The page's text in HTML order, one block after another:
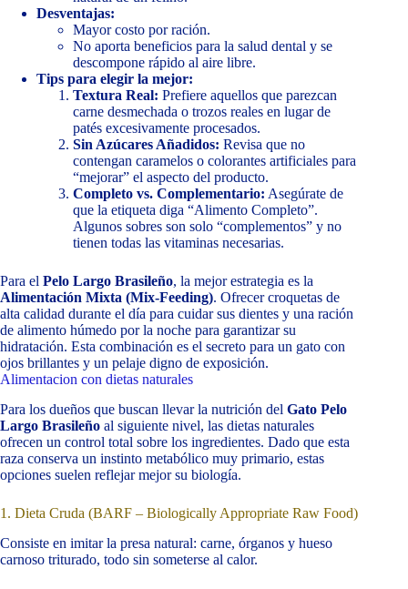
Desventajas:
Mayor costo por ración.
No aporta beneficios para la salud dental y se
descompone rápido al aire libre.
Tips para elegir la mejor:
Textura Real: Prefiere aquellos que parezcan
carne desmechada o trozos reales en lugar de
patés excesivamente procesados.
Sin Azúcares Añadidos: Revisa que no
contengan caramelos o colorantes artificiales para
“mejorar” el aspecto del producto.
Completo vs. Complementario: Asegúrate de
que la etiqueta diga “Alimento Completo”.
Algunos sobres son solo “complementos” y no
tienen todas las vitaminas necesarias.
Para el Pelo Largo Brasileño, la mejor estrategia es la
Alimentación Mixta (Mix-Feeding). Ofrecer croquetas de
alta calidad durante el día para cuidar sus dientes y una ración
de alimento húmedo por la noche para garantizar su
hidratación. Esta combinación es el secreto para un gato con
ojos brillantes y un pelaje digno de exposición.
Alimentacion con dietas naturales
Para los dueños que buscan llevar la nutrición del Gato Pelo
Largo Brasileño al siguiente nivel, las dietas naturales
ofrecen un control total sobre los ingredientes. Dado que esta
raza conserva un instinto metabólico muy primario, estas
opciones suelen reflejar mejor su biología.
1. Dieta Cruda (BARF – Biologically Appropriate Raw Food)
Consiste en imitar la presa natural: carne, órganos y hueso
carnoso triturado, todo sin someterse al calor.